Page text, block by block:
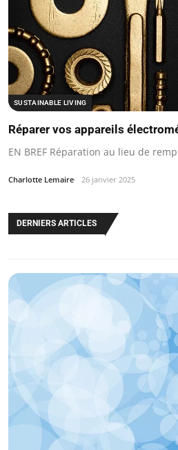
SUSTAINABLE LIVING
Réparer vos appareils
EN BREF Réparation au lieu de
Charlotte Lemaire 26 janvier 2025
DERNIERS ARTICLES